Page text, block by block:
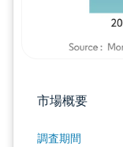
市場概要
調査期間